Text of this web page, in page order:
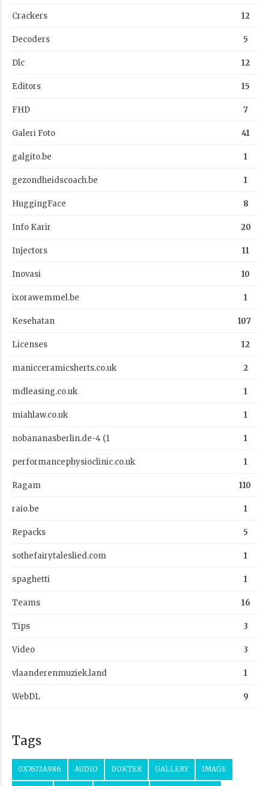
Crackers 12
Decoders 5
Dlc 12
Editors 15
FHD 7
Galeri Foto 41
galgito.be 1
gezondheidscoach.be 1
HuggingFace 8
Info Karir 20
Injectors 11
Inovasi 10
ixorawemmel.be 1
Kesehatan 107
Licenses 12
manicceramicsherts.co.uk 2
mdleasing.co.uk 1
miahlaw.co.uk 1
nobananasberlin.de-4 (1 1
performancephysioclinic.co.uk 1
Ragam 110
raio.be 1
Repacks 5
sothefairytaleslied.com 1
spaghetti 1
Teams 16
Tips 3
Video 3
vlaanderenmuziek.land 1
WebDL 9
Tags
0X7672A986 AUDIO DOKTER GALLERY IMAGE